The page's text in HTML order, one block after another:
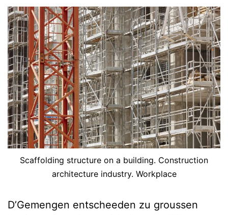
Scaffolding structure on a building. Construction
architecture industry. Workplace
D’Gemengen entscheeden zu groussen